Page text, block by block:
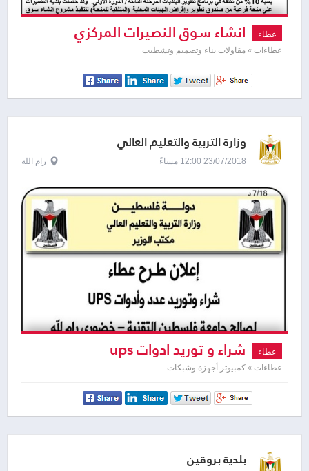
عطاء انشاء سوق النصيرات المركزي
عطاءات » مقاولات بناء وتصميم وتشطيب
وزارة التربية والتعليم العالي
23/07/2018 12:00 مساءً رام الله
عطاء شراء و توريد ادوات ups
عطاءات » كمبيوتر أجهزة وشبكات
بلدية بروقين